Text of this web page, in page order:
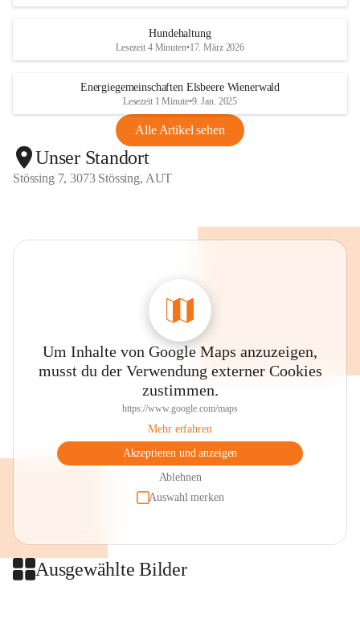
Hundehaltung
Lesezeit 4 Minuten•17. März 2026
Energiegemeinschaften Elsbeere Wienerwald
Lesezeit 1 Minute•9. Jan. 2025
Alle Artikel sehen
Unser Standort
Stössing 7, 3073 Stössing, AUT
Um Inhalte von Google Maps anzuzeigen,
musst du der Verwendung externer Cookies
zustimmen.
https://www.google.com/maps
Mehr erfahren
Akzeptieren und anzeigen
Ablehnen
Auswahl merken
Ausgewählte Bilder